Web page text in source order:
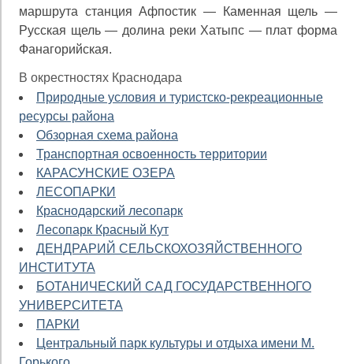
маршрута станция Афпостик — Каменная щель —
Русская щель — долина реки Хатыпс — плат форма
Фанагорийская.
В окрестностях Краснодара
Природные условия и туристско-рекреационные
ресурсы района
Обзорная схема района
Транспортная освоенность территории
КАРАСУНСКИЕ ОЗЕРА
ЛЕСОПАРКИ
Краснодарский лесопарк
Лесопарк Красный Кут
ДЕНДРАРИЙ СЕЛЬСКОХОЗЯЙСТВЕННОГО
ИНСТИТУТА
БОТАНИЧЕСКИЙ САД ГОСУДАРСТВЕННОГО
УНИВЕРСИТЕТА
ПАРКИ
Центральный парк культуры и отдыха имени М.